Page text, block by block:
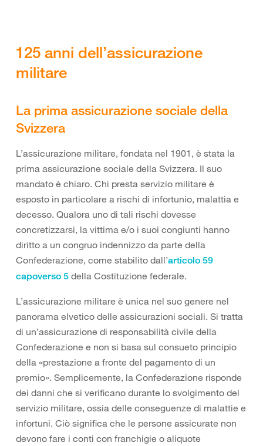
125 anni dell’assicurazione
militare
La prima assicurazione sociale della
Svizzera
L’assicurazione militare, fondata nel 1901, è stata la
prima assicurazione sociale della Svizzera. Il suo
mandato è chiaro. Chi presta servizio militare è
esposto in particolare a rischi di infortunio, malattia e
decesso. Qualora uno di tali rischi dovesse
concretizzarsi, la vittima e/o i suoi congiunti hanno
diritto a un congruo indennizzo da parte della
Confederazione, come stabilito dall’articolo 59
capoverso 5 della Costituzione federale.
L’assicurazione militare è unica nel suo genere nel
panorama elvetico delle assicurazioni sociali. Si tratta
di un’assicurazione di responsabilità civile della
Confederazione e non si basa sul consueto principio
della «prestazione a fronte del pagamento di un
premio». Semplicemente, la Confederazione risponde
dei danni che si verificano durante lo svolgimento del
servizio militare, ossia delle conseguenze di malattie e
infortuni. Ciò significa che le persone assicurate non
devono fare i conti con franchigie o aliquote